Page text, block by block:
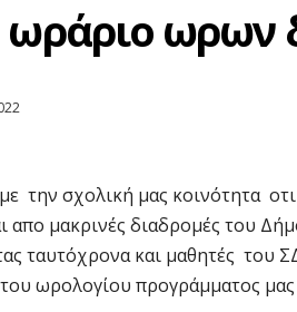
ωρων
την σχολική μας κοινότητα
απο μακρινές διαδρομές του
ταυτόχρονα και μαθητές του
ωρολογίου προγράμματος